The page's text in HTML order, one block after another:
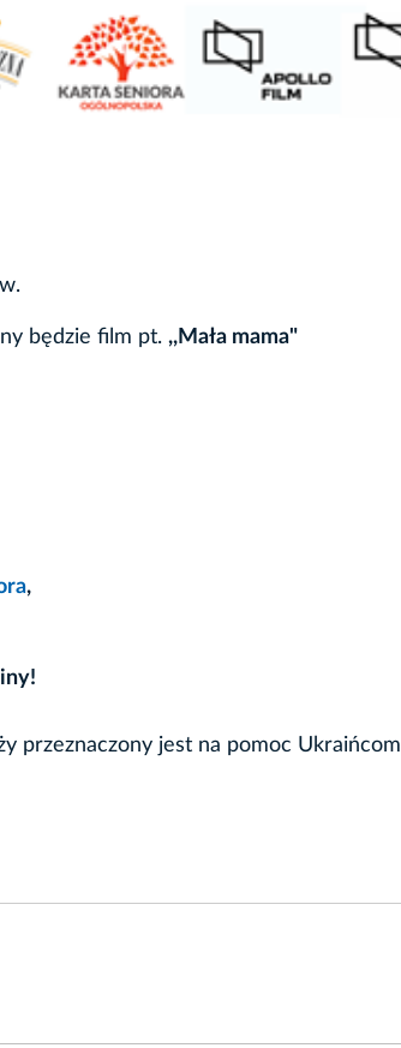
będzie film pt. ,,Mała mama"
,
przeznaczony jest na pomoc Ukraińcom